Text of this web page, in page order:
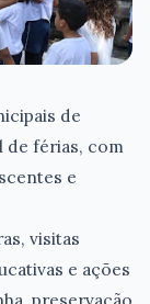
de
de férias, com
e
visitas
e ações
preservação